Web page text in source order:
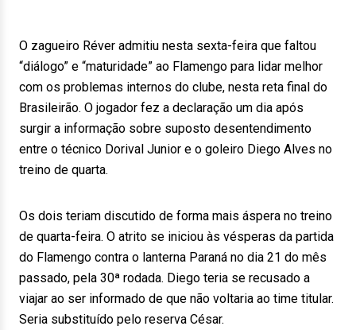
O zagueiro Réver admitiu nesta sexta-feira que faltou
“diálogo” e “maturidade” ao Flamengo para lidar melhor
com os problemas internos do clube, nesta reta final do
Brasileirão. O jogador fez a declaração um dia após
surgir a informação sobre suposto desentendimento
entre o técnico Dorival Junior e o goleiro Diego Alves no
treino de quarta.
Os dois teriam discutido de forma mais áspera no treino
de quarta-feira. O atrito se iniciou às vésperas da partida
do Flamengo contra o lanterna Paraná no dia 21 do mês
passado, pela 30ª rodada. Diego teria se recusado a
viajar ao ser informado de que não voltaria ao time titular.
Seria substituído pelo reserva César.